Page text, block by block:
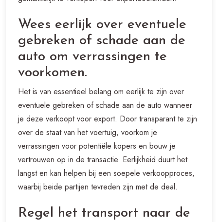
Wees eerlijk over eventuele
gebreken of schade aan de
auto om verrassingen te
voorkomen.
Het is van essentieel belang om eerlijk te zijn over
eventuele gebreken of schade aan de auto wanneer
je deze verkoopt voor export. Door transparant te zijn
over de staat van het voertuig, voorkom je
verrassingen voor potentiële kopers en bouw je
vertrouwen op in de transactie. Eerlijkheid duurt het
langst en kan helpen bij een soepele verkoopproces,
waarbij beide partijen tevreden zijn met de deal.
Regel het transport naar de